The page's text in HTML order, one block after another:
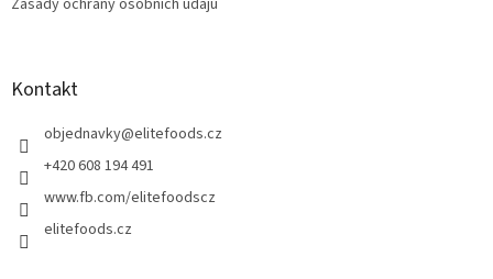
Zásady ochrany osobních údajů
Kontakt
objednavky@elitefoods.cz
+420 608 194 491
www.fb.com/elitefoodscz
elitefoods.cz